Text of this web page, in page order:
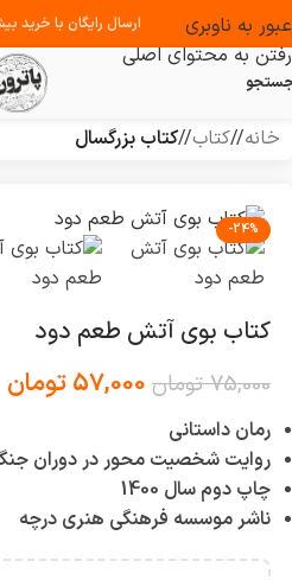
عبور به ناوبری
رفتن به محتوای اصلی
ارسال رایگان با خرید بیش از 2
خانه/ کتاب/ کتاب بزرگسال
-24%
کتاب بوی آتش طعم دود
75,000 تومان 57,000تومان
رمان داستانی
روایت شخصیت محور در دوران جنگ
چاپ دوم سال 1400
ناشر موسسه فرهنگی هنری درچه